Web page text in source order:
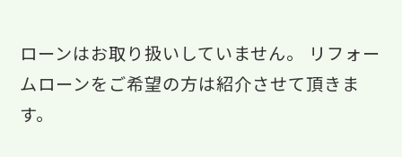
ローンはお取り扱いしていません。 リフォー
ムローンをご希望の方は紹介させて頂きま
す。